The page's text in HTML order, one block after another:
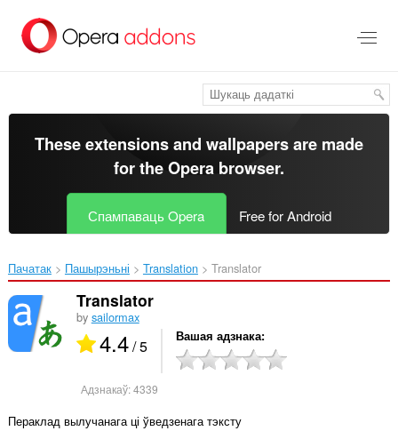
асноўнага
These extensions and wallpapers are made
for theOpera browser.
Спампаваць Opera Free for Android
Пачатак Пашырэньні Translation Translator‎
Translator
by sailormax
4.4/ 5 Вашая адзнака
Адзнакаў:4339
Пераклад вылучанага ці ўведзенага тэксту